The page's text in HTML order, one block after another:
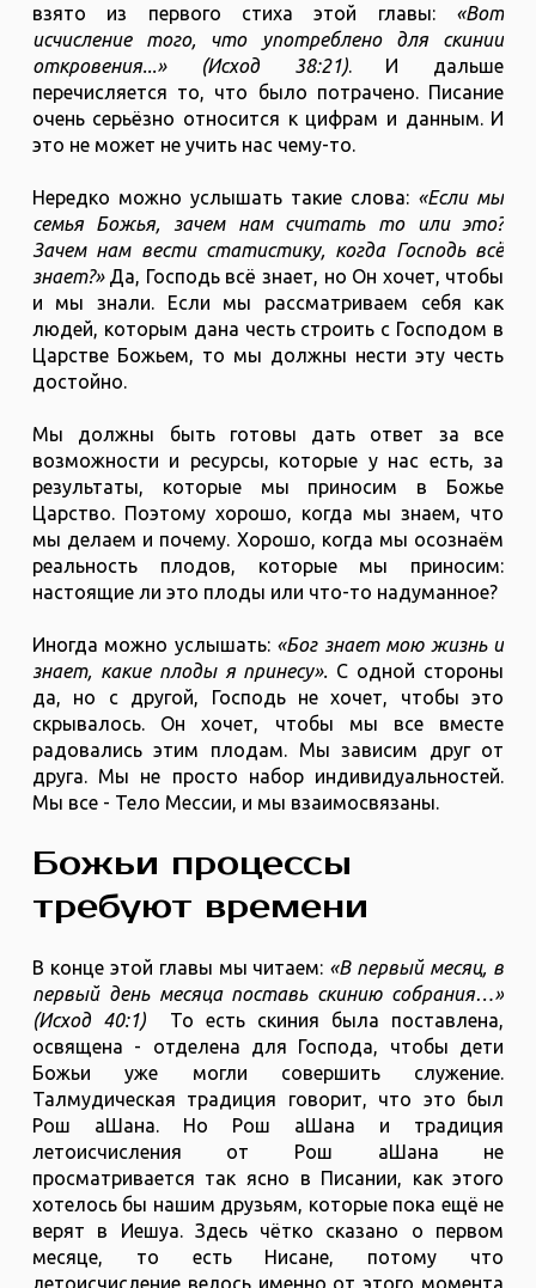
взято из первого стиха этой главы: «Вот
исчисление того, что употреблено для скинии
откровения...» (Исход 38:21). И дальше
перечисляется то, что было потрачено. Писание
очень серьёзно относится к цифрам и данным. И
это не может не учить нас чему-то.
Нередко можно услышать такие слова: «Если мы
семья Божья, зачем нам считать то или это?
Зачем нам вести статистику, когда Господь всё
знает?»Да, Господь всё знает, но Он хочет, чтобы
и мы знали. Если мы рассматриваем себя как
людей, которым дана честь строить с Господом в
Царстве Божьем, то мы должны нести эту честь
достойно.
Мы должны быть готовы дать ответ за все
возможности и ресурсы, которые у нас есть, за
результаты, которые мы приносим в Божье
Царство. Поэтому хорошо, когда мы знаем, что
мы делаем и почему. Хорошо, когда мы осознаём
реальность плодов, которые мы приносим:
настоящие ли это плоды или что-то надуманное?
Иногда можно услышать:«Бог знает мою жизнь и
знает, какие плоды я принесу». С одной стороны
да, но с другой, Господь не хочет, чтобы это
скрывалось. Он хочет, чтобы мы все вместе
радовались этим плодам. Мы зависим друг от
друга. Мы не просто набор индивидуальностей.
Мы все - Тело Мессии, и мы взаимосвязаны.
Божьи процессы
требуют времени
В конце этой главы мы читаем: «В первый месяц, в
первый день месяца поставь скинию собрания…»
(Исход 40:1)
То есть скиния была поставлена,
освящена - отделена для Господа, чтобы дети
Божьи уже могли совершить служение.
Талмудическая традиция говорит, что это был
Рош аШана. Но Рош аШана и традиция
летоисчисления от Рош аШана не
просматривается так ясно в Писании, как этого
хотелось бы нашим друзьям, которые пока ещё не
верят в Иешуа. Здесь чётко сказано о первом
месяце, то есть Нисане, потому что
летоисчисление велось именно от этого момента